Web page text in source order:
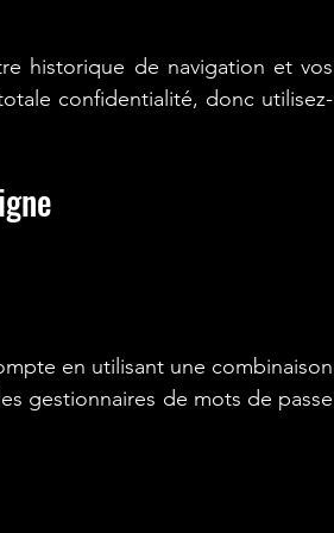
historique de navigation et vos
confidentialité, donc utilisez-
en utilisant une combinaison
gestionnaires de mots de passe